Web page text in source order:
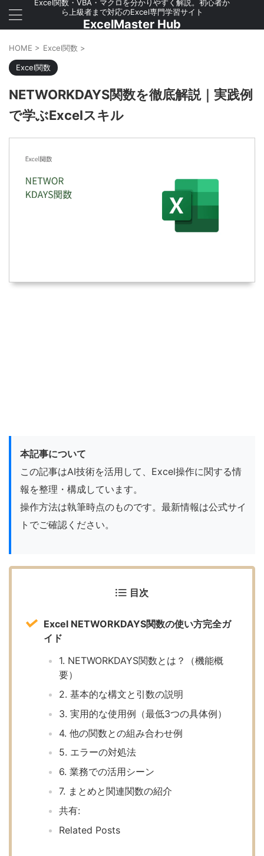
Excel関数・VBA・マクロを分かりやすく解説。初心者か
ら上級者まで対応のExcel専門学習サイト
ExcelMaster Hub
HOME > Excel関数 >
Excel関数
NETWORKDAYS関数を徹底解説｜実践例
で学ぶExcelスキル
本記事について
この記事はAI技術を活用して、Excel操作に関する情
報を整理・構成しています。
操作方法は執筆時点のものです。最新情報は公式サイ
トでご確認ください。
目次
Excel NETWORKDAYS関数の使い方完全ガ
イド
1. NETWORKDAYS関数とは？（機能概
要）
2. 基本的な構文と引数の説明
3. 実用的な使用例（最低3つの具体例）
4. 他の関数との組み合わせ例
5. エラーの対処法
6. 業務での活用シーン
7. まとめと関連関数の紹介
共有:
Related Posts